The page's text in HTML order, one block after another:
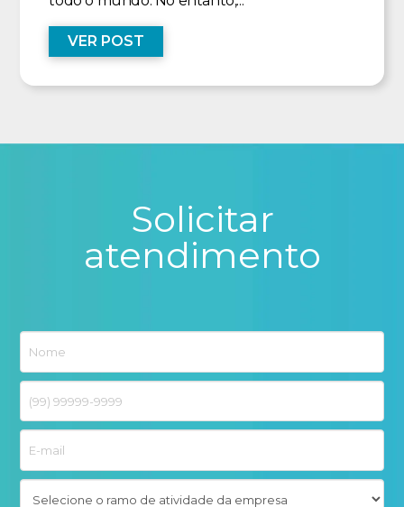
VER POST
Solicitar
atendimento